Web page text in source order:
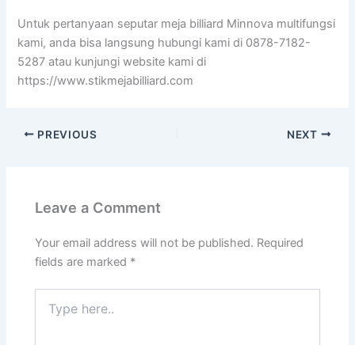
Untuk pertanyaan seputar meja billiard Minnova multifungsi
kami, anda bisa langsung hubungi kami di 0878-7182-
5287 atau kunjungi website kami di
https://www.stikmejabilliard.com
PREVIOUS NEXT
Leave a Comment
Your email address will not be published. Required
fields are marked *
here..